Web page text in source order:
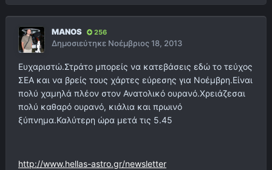
MANOS 256
Δημοσιεύτηκε Νοέμβριος 18, 2013
Ευχαριστώ.Στράτο μπορείς να κατεβάσεις εδώ το τεύχος
ΣΕΑ και να βρείς τους χάρτες εύρεσης για Νοέμβρη.Είναι
πολύ χαμηλά πλέον στον Ανατολικό ουρανό.Χρειάζεσαι
πολύ καθαρό ουρανό, κιάλια και πρωινό
ξύπνημα.Καλύτερη ώρα μετά τις 5.45
http://www.hellas-astro.gr/newsletter